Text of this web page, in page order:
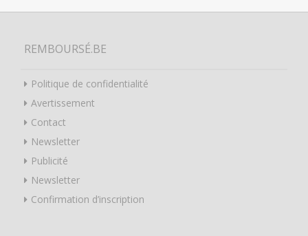
REMBOURSÉ.BE
Politique de confidentialité
Avertissement
Contact
Newsletter
Publicité
Newsletter
Confirmation d’inscription